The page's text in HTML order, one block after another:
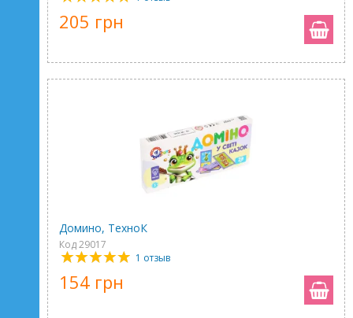
205 грн
Домино, ТехноК
Код 29017
1 отзыв
154 грн